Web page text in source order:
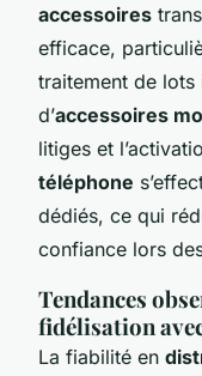
accessoires
efficace,
traitement de
d’accessoires
litiges et
téléphone
dédiés, ce qui
confiance lors
Tendances
fidélisation
La fiabilité en